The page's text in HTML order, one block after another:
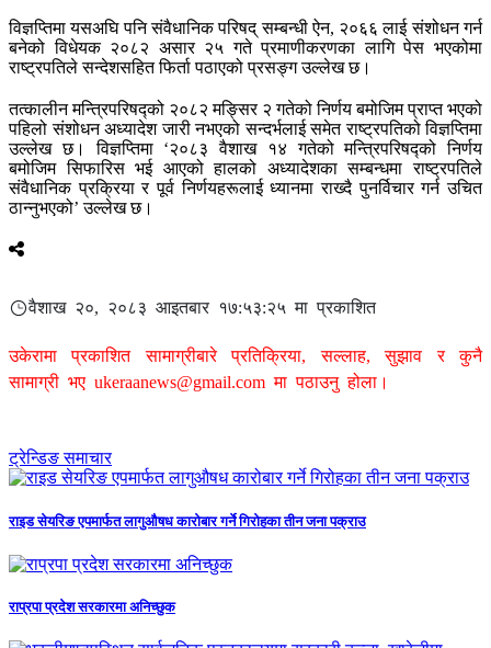
विज्ञप्तिमा यसअघि पनि संवैधानिक परिषद् सम्बन्धी ऐन, २०६६ लाई संशोधन गर्न
बनेको विधेयक २०८२ असार २५ गते प्रमाणीकरणका लागि पेस भएकोमा
राष्ट्रपतिले सन्देशसहित फिर्ता पठाएको प्रसङ्ग उल्लेख छ।
तत्कालीन मन्त्रिपरिषद्को २०८२ मङ्सिर २ गतेको निर्णय बमोजिम प्राप्त भएको
पहिलो संशोधन अध्यादेश जारी नभएको सन्दर्भलाई समेत राष्ट्रपतिको विज्ञप्तिमा
उल्लेख छ। विज्ञप्तिमा ‘२०८३ वैशाख १४ गतेको मन्त्रिपरिषद्को निर्णय
बमोजिम सिफारिस भई आएको हालको अध्यादेशका सम्बन्धमा राष्ट्रपतिले
संवैधानिक प्रक्रिया र पूर्व निर्णयहरूलाई ध्यानमा राख्दै पुनर्विचार गर्न उचित
ठान्नुभएको’ उल्लेख छ।
वैशाख २०, २०८३ आइतबार १७:५३:२५ मा प्रकाशित
उकेरामा प्रकाशित सामाग्रीबारे प्रतिक्रिया, सल्लाह, सुझाव र कुनै
सामाग्री भए ukeraanews@gmail.com मा पठाउनु होला।
ट्रेन्डिङ समाचार
राइड सेयरिङ एपमार्फत लागुऔषध कारोबार गर्ने गिरोहका तीन जना पक्राउ
राप्रपा प्रदेश सरकारमा अनिच्छुक